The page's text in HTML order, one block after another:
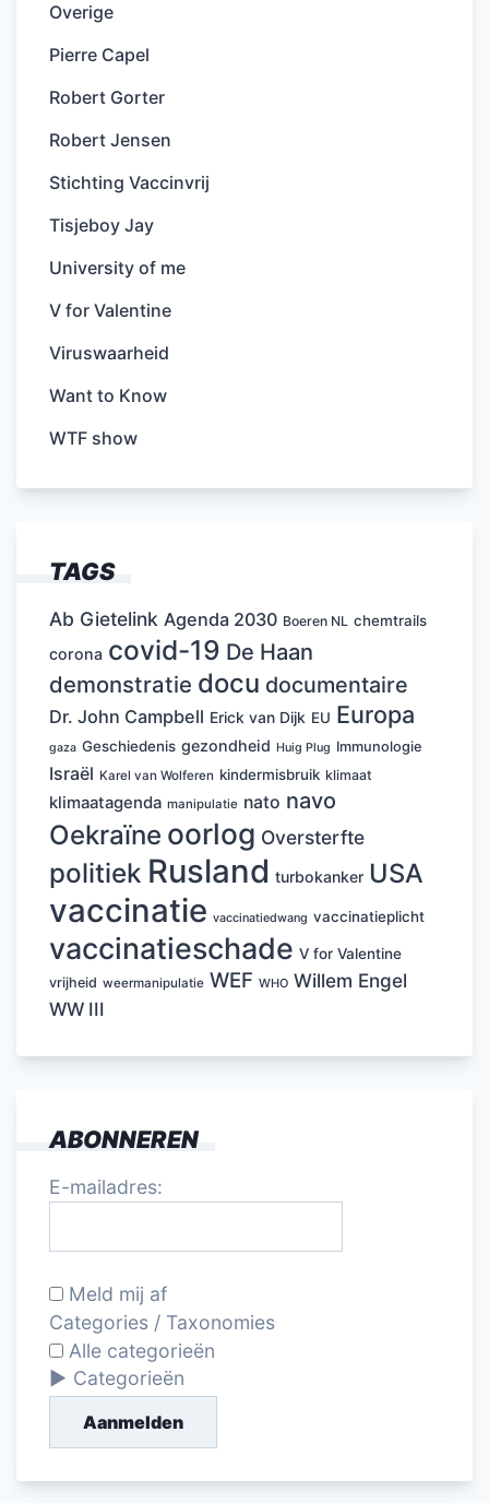
Overige
Pierre Capel
Robert Gorter
Robert Jensen
Stichting Vaccinvrij
Tisjeboy Jay
University of me
V for Valentine
Viruswaarheid
Want to Know
WTF show
TAGS
Ab Gietelink Agenda 2030 Boeren NL chemtrails
corona covid-19 De Haan
demonstratie docu documentaire
Dr. John Campbell Erick van Dijk EU Europa
gaza Geschiedenis gezondheid Huig Plug Immunologie
Israël Karel van Wolferen kindermisbruik klimaat
klimaatagenda manipulatie nato navo
Oekraïne oorlog Oversterfte
politiek Rusland turbokanker USA
vaccinatie vaccinatiedwang vaccinatieplicht
vaccinatieschade V for Valentine
vrijheid weermanipulatie WEF WHO Willem Engel
WW III
ABONNEREN
E-mailadres:
Meld mij af
Categories / Taxonomies
Alle categorieën
Categorieën
Aanmelden